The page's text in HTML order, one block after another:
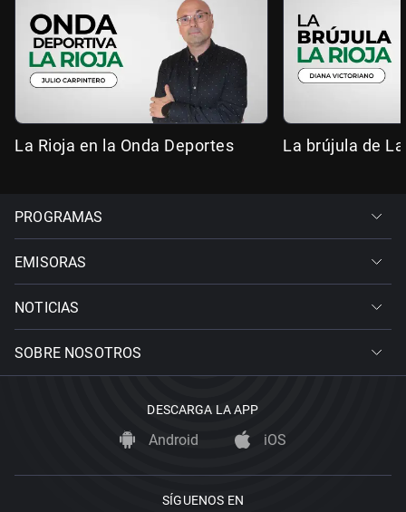
La Rioja en la Onda Deportes La brújula de
PROGRAMAS
EMISORAS
NOTICIAS
SOBRE NOSOTROS
DESCARGA LA APP
Android iOS
SÍGUENOS EN